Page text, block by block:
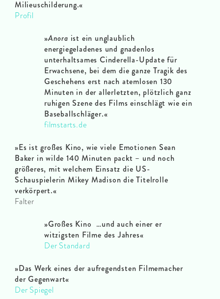
Milieuschilderung.«
Profil
»Anora ist ein unglaublich
energiegeladenes und gnadenlos
unterhaltsames Cinderella-Update für
Erwachsene, bei dem die ganze Tragik des
Geschehens erst nach atemlosen 130
Minuten in der allerletzten, plötzlich ganz
ruhigen Szene des Films einschlägt wie ein
Baseballschläger.«
filmstarts.de
»Es ist großes Kino, wie viele Emotionen Sean
Baker in wilde 140 Minuten packt – und noch
größeres, mit welchem Einsatz die US-
Schauspielerin Mikey Madison die Titelrolle
verkörpert.«
Falter
»Großes Kino …und auch einer er
witzigsten Filme des Jahres«
Der Standard
»Das Werk eines der aufregendsten Filmemacher
der Gegenwart«
Der Spiegel